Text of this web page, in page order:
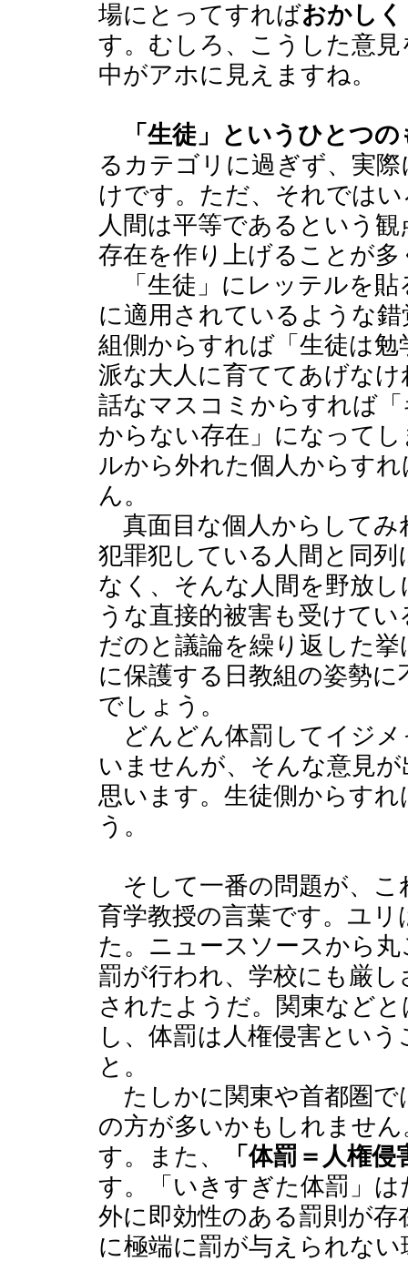
場にとってすればおかし
す。むしろ、こうした意
中がアホに見えますね。
「生徒」というひとつの
るカテゴリに過ぎず、実
けです。ただ、それでは
人間は平等であるという
存在を作り上げることが
「生徒」にレッテルを貼
に適用されているような
組側からすれば「生徒は
派な大人に育ててあげな
話なマスコミからすれば
からない存在」になって
ルから外れた個人からす
ん。
真面目な個人からしてみ
犯罪犯している人間と同
なく、そんな人間を野放
うな直接的被害も受けて
だのと議論を繰り返した
に保護する日教組の姿勢
でしょう。
どんどん体罰してイジメ
いませんが、そんな意見
思います。生徒側からす
う。
そして一番の問題が、こ
育学教授の言葉です。ユ
た。ニュースソースから
罰が行われ、学校にも厳
されたようだ。関東など
し、体罰は人権侵害とい
と。
たしかに関東や首都圏で
の方が多いかもしれません
す。また、
「体罰＝人権侵
す。「いきすぎた体罰」
外に即効性のある罰則が
に極端に罰が与えられな